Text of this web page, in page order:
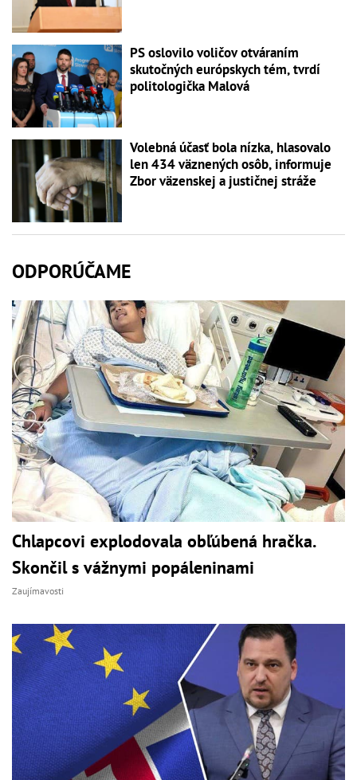
PS oslovilo voličov otváraním
skutočných európskych tém, tvrdí
politologička Malová
Volebná účasť bola nízka, hlasovalo
len 434 väznených osôb, informuje
Zbor väzenskej a justičnej stráže
ODPORÚČAME
Chlapcovi explodovala obľúbená hračka.
Skončil s vážnymi popáleninami
Zaujímavosti